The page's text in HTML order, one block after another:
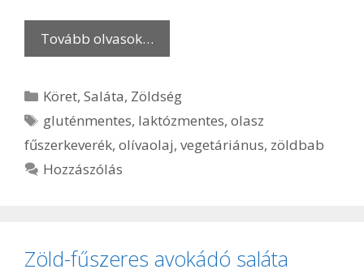
Tovább olvasok…
Kategória
Köret,Saláta, Zöldség
Címkék
gluténmentes, laktózmentes,olasz
fűszerkeverék, olívaolaj, vegetáriánus, zöldbab
Hozzászólás
Zöld-fűszeres avokádó saláta